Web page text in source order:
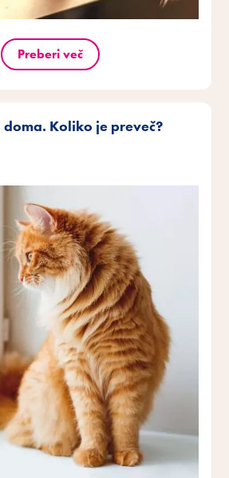
Preberi več
Koliko je preveč?